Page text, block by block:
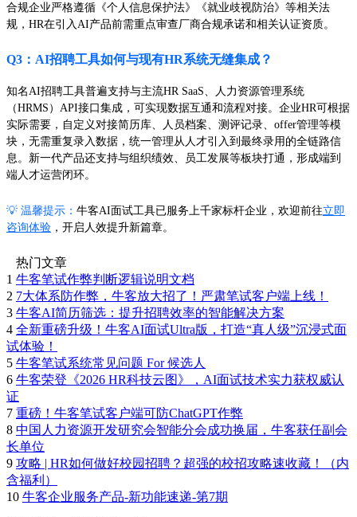
合规企业严格遵循《个人信息保护法》《就业歧视防治》等相关法
规，HR在引入AI产品前需重点审查厂商合规承诺和相关认证资质。
Q3：AI招聘工具如何与现有HR系统无缝集成？
知名AI招聘工具普遍支持与主流HR SaaS、人力资源管理系统
（HRMS）API接口集成，可实现数据互通和流程对接。企业HR可根据
实际需要，自定义对接简历库、人员档案、测评记录、offer管理等模
块，无需重复录入数据，统一管理从人才引入到最终录用的全链路信
息。新一代产品还支持与组织绩效、员工发展等板块打通，形成端到
端人才运营闭环。
💡 温馨提示： 牛客AI面试工具已服务上千家标杆企业，欢迎前往立即
咨询体验 ，开启人效提升新篇章。
热门文章
1 牛客笔试作弊判断逻辑说明文档
2 7大体系防作弊，牛客放大招了！严肃笔试客户端上线！
3 牛客AI简历筛选：提升招聘效率的智能解决方案
4 全新重磅升级！牛客AI面试Ultra版，打造“真人级”沉浸式面
试体验！
5 牛客笔试系统常见问题 For 候选人
6 牛客荣登《2026 HR科技云图》，AI面试技术实力获权威认
证
7 重磅！牛客笔试客户端可防ChatGPT作弊
8 中国人力资源开发研究会智能分会成功换届，牛客获任副会
长单位
9 攻略 | HR如何做好校园招聘？超强的校招攻略速收藏！（内
含福利）
10 牛客企业服务产品-新功能速递-第7期